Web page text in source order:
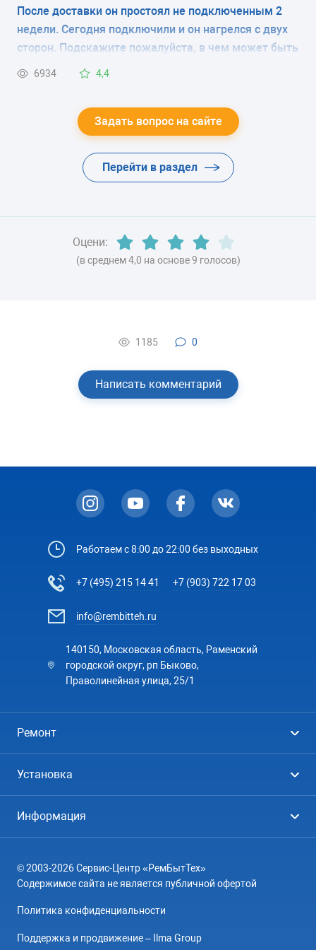
класс A (308 кВтч/год)
ЦВЕТ
ХЛАДАГЕНТ
надо снять при запуске холодильника или эту
плёнку снимать не нужно? В магазине продавцы
вразумительный ответ дать не смогли, в
комментариев.
После доставки он простоял не подключенным 2
недели. Сегодня подключили и он нагрелся с двух
сторон. Подскажите пожалуйста, в чем может быть
причина?
6934 4,4
Задать вопрос на сайте
Перейти в раздел
Оцени:
(в среднем 4,0 на основе 9 голосов)
1185 0
Написать комментарий
Работаем с 8:00 до 22:00 без выходных
+7 (495) 215 14 41 +7 (903) 722 17 03
info@rembitteh.ru
140150, Московская область, Раменский
городской округ, рп Быково,
Праволинейная улица, 25/1
Ремонт
Посудомоечные машины
Кондиционеры
Варочные панели
Электроплиты
Установка
Кондиционеры
Информация
География
© 2003-2026 Сервис-Центр «РемБытТех»
Содержимое сайта не является публичной офертой
Политика конфиденциальности
Поддержка и продвижение – Ilma Group